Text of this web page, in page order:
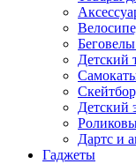
Детский
Детский
Дартс и
Гаджеты